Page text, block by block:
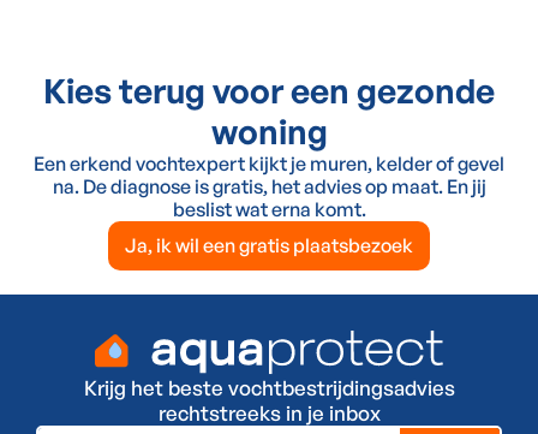
Kies terug voor een gezonde
woning
Een erkend vochtexpert kijkt je muren, kelder of gevel
na. De diagnose is gratis, het advies op maat. En jij
beslist wat erna komt.
Ja, ik wil een gratis plaatsbezoek
Krijg het beste vochtbestrijdingsadvies
rechtstreeks in je inbox